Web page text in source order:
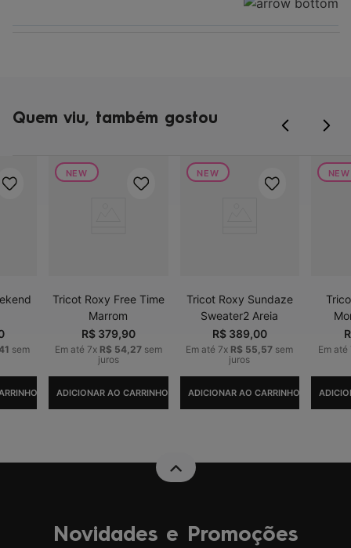
Quem viu, também gostou
sem
NEW
Tricot Roxy Free Time
Marrom
R$ 379,90
Em até 7x R$ 54, 27sem
juros
ADICIONAR AO CARRINHO
NEW
Tricot Roxy Sundaze
Sweater2 Areia
R$ 389,00
Em até 7x R$ 55 57 sem
juros
ADICIONAR AO CARRINHO
NEW
Em até
Novidades e Promoções